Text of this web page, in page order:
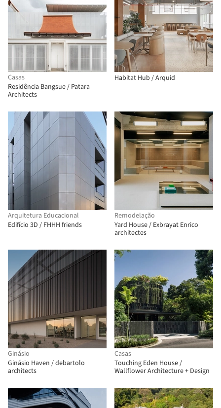
Casas
Residência Bangsue / Patara
Architects
Habitat Hub / Arquid
Arquitetura Educacional
Edifício 3D / FHHH friends
Remodelação
Yard House / Exbrayat Enrico
architectes
Ginásio
Ginásio Haven / debartolo
architects
Casas
Touching Eden House /
Wallflower Architecture + Design